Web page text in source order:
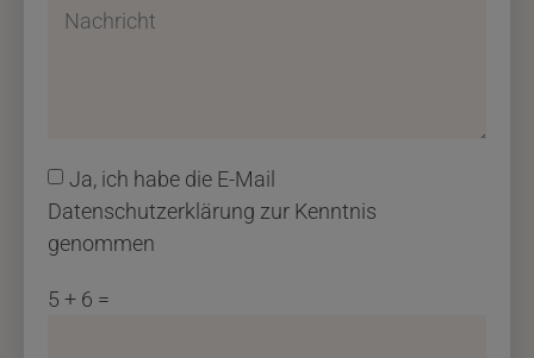
Ja, ich habe die E-Mail
Datenschutzerklärung zur Kenntnis
genommen
5 + 6 =